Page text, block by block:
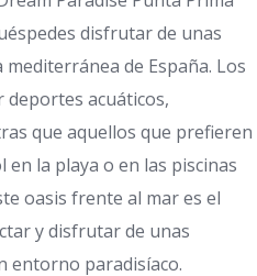
disfrutar de unas
de España. Los
deportes acuáticos,
que aquellos que prefieren
la playa o en las piscinas
oasis frente al mar es el
y disfrutar de unas
entorno paradisíaco.